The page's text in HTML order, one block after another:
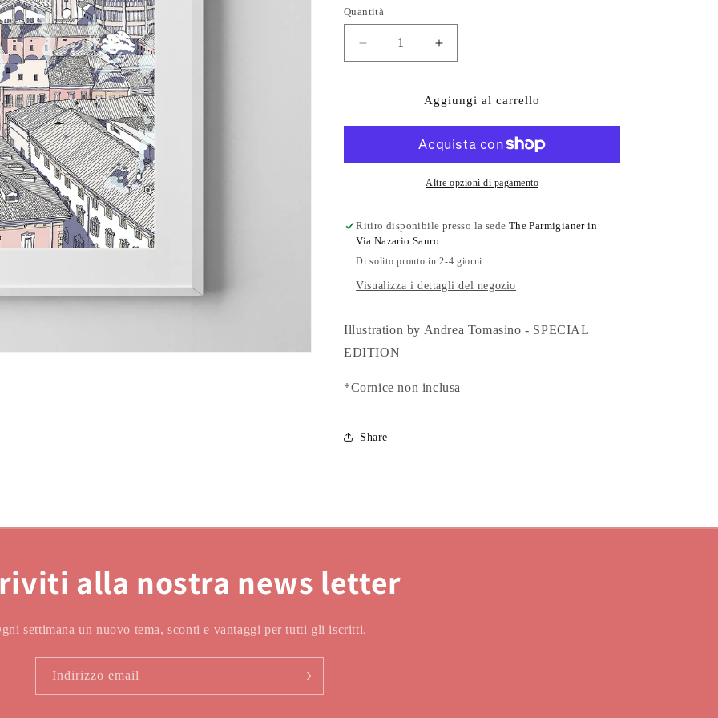
Quantità
Diminuisci
quantità
Aumenta
quantità
The
Aggiungi al carrello
Altre opzioni di pagamento
Ritiro disponibile presso la sede The Parmigianer in
Via Nazario Sauro
Di solito pronto in 2-4 giorni
Visualizza i dettagli del negozio
Illustration by Andrea Tomasino - SPECIAL
EDITION
*Cornice non inclusa
Share
alla nostra news letter
settimana un nuovo tema, sconti e vantaggi per tutti gli iscritti.
Indirizzo email